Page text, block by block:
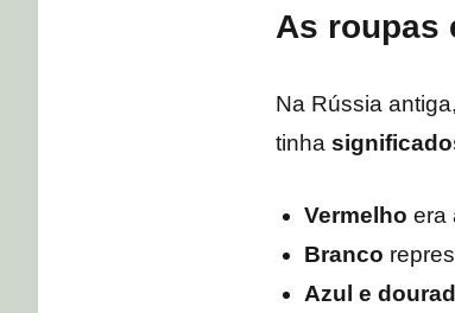
As roupas
Na Rússia
tinha
Vermelho era
Branco
Azul e